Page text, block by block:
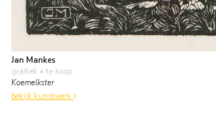
Jan Mankes
grafiek • te koop
Koemelkster
bekijk kunstwerk